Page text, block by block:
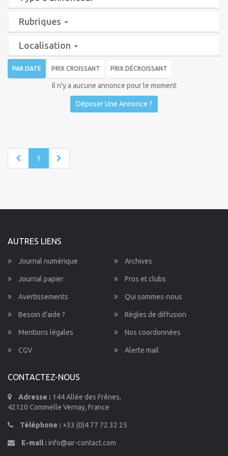
Rubriques
Localisation
PAR DATE PRIX CROISSANT PRIX DÉCROISSANT
Il n'y a aucune annonce pour le moment
Déposer Une Annonce ?
1
AUTRES LIENS
Journal numérique Archives
Journal papier Pros et clubs
Avertissements Qui sommes-nous
Besoin d’aide ? Règles de diffusion
Mentions légales Nos coordonnées
CGV Alerte mail
CONTACTEZ-NOUS
Adresse : 144 Allée des Frênes,
42120 Commelle Vernay, France
Téléphone : +33 (0)4 77 72 32 25
E-mail : info@air-contact.com